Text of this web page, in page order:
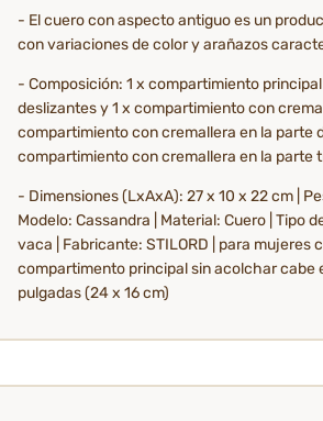
- El cuero con aspecto antiguo es un
con variaciones de color y arañazos
- Composición: 1 x compartimiento
deslizantes y 1 x compartimiento con
compartimiento con cremallera en la parte
compartimiento con cremallera en la parte
- Dimensiones (LxAxA): 27 x 10 x 22 cm |
Modelo: Cassandra | Material: Cuero | Tipo
vaca | Fabricante: STILORD | para mujeres
compartimento principal sin acolchar cabe
pulgadas (24 x 16 cm)